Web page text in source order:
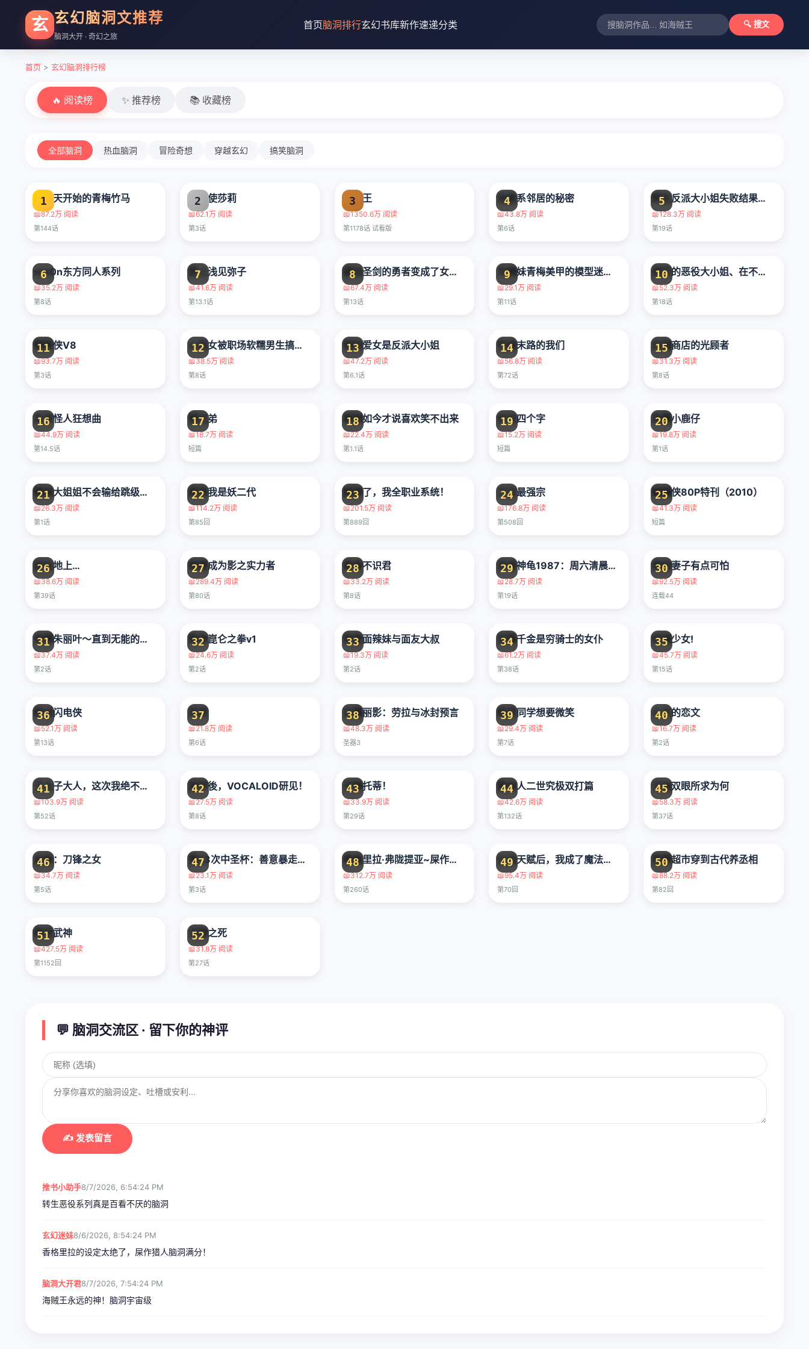
玄 玄幻脑洞文推荐
脑洞大开 · 奇幻之旅
首页脑洞排行玄幻书库新作速递分类 🔍 搜文
首页 > 玄幻脑洞排行榜
🔥 阅读榜 ✨ 推荐榜 📚 收藏榜
全部脑洞 热血脑洞 冒险奇想 穿越玄幻 搞笑脑洞
1
从今天开始的青梅竹马
📖87.2万 阅读
第144话
2
魔法使莎莉
📖62.1万 阅读
第3话
3
海贼王
📖1350.6万 阅读
第1178话 试看版
4
治愈系邻居的秘密
📖43.8万 阅读
第6话
5 转生反派大小姐失败结果成了赢家女主
📖128.3万 阅读
第19话
6
siw0n东方同人系列
📖35.2万 阅读
第8话
7
爱上浅见弥子
📖41.6万 阅读
第13.1话
8 拔出圣剑的勇者变成了女孩子
📖67.4万 阅读
第13话
9 为辣妹青梅美甲的模型迷竹马
📖29.1万 阅读
第11话
10 逆行的恶役大小姐、在不知為何失去了魔力之后变成了深闺大小姐
📖52.3万 阅读
第18话
11
钢铁侠V8
📖93.7万 阅读
第3话
12 心机女被职场软糯男生搞得一团糟的故事
📖38.5万 阅读
第8话
13
我的爱女是反派大小姐
📖47.2万 阅读
第6.1话
14
穷途末路的我们
📖56.8万 阅读
第72话
15
乐园商店的光顾者
📖31.3万 阅读
第8话
16
东京怪人狂想曲
📖44.9万 阅读
第14.5话
17
镜兄弟
📖18.7万 阅读
短篇
18
事到如今才说喜欢笑不出来
📖22.4万 阅读
第1.1话
19
仅仅四个字
📖15.2万 阅读
短篇
20
恋慕小鹿仔
📖19.8万 阅读
第1话
21 辣妹大姐姐不会输给跳级的同级生！
📖26.3万 阅读
第1话
22
原来我是妖二代
📖114.2万 阅读
第85回
23
摊牌了，我全职业系统！
📖201.5万 阅读
第889回
24
万古最强宗
📖176.8万 阅读
第508回
25
蝙蝠侠80P特刊（2010）
📖41.3万 阅读
短篇
26
前往地上…
📖38.6万 阅读
第39话
27
想要成为影之实力者
📖289.4万 阅读
第80话
28
黄昏不识君
📖33.2万 阅读
第8话
29 忍者神龟1987：周六清晨的大冒险v2
📖28.7万 阅读
第19话
30
我的妻子有点可怕
📖92.5万 阅读
连载44
31 帝都朱丽叶～直到无能的新娘获得幸福～
📖37.4万 阅读
第2话
32
致命崑仑之拳v1
📖24.6万 阅读
第2话
33
荞麦面辣妹与面友大叔
📖19.3万 阅读
第2话
34
没落千金是穷骑士的女仆
📖61.2万 阅读
第38话
35
剑道少女!
📖45.7万 阅读
第15话
36
绝对闪电侠
📖52.1万 阅读
第13话
37
花束
📖21.8万 阅读
第6话
38
古墓丽影：劳拉与冰封预言
📖48.3万 阅读
圣器3
39
蛇目同学想要微笑
📖29.4万 阅读
第7话
40
小文的恋文
📖16.7万 阅读
第2话
41 王太子大人，这次我绝不想被你杀掉！
📖103.9万 阅读
第52话
42
放学後，VOCALOID研见！
📖27.5万 阅读
第8话
43
天降托蒂！
📖33.9万 阅读
第29话
44
筋肉人二世究极双打篇
📖42.6万 阅读
第132话
45
污浊双眼所求为何
📖58.3万 阅读
第37话
46
血脉：刀锋之女
📖34.7万 阅读
第5话
47 第23次中圣杯：善意暴走的圣杯战争
📖23.1万 阅读
第3话
48 香格里拉·弗陇提亚~屎作猎人向神作发起挑战~
📖312.7万 阅读
第260话
49 让出天赋后，我成了魔法界团宠
📖95.4万 阅读
第70回
50
我带超市穿到古代养丞相
📖88.2万 阅读
第82回
51
绝世武神
📖427.5万 阅读
第1152回
52
尤特之死
📖31.8万 阅读
第27话
💬 脑洞交流区 · 留下你的神评
✍️ 发表留言
推书小助手8/7/2026, 6:54:24 PM
转生恶役系列真是百看不厌的脑洞
玄幻迷妹8/6/2026, 8:54:24 PM
香格里拉的设定太绝了，屎作猎人脑洞满分！
脑洞大开君8/7/2026, 7:54:24 PM
海贼王永远的神！脑洞宇宙级